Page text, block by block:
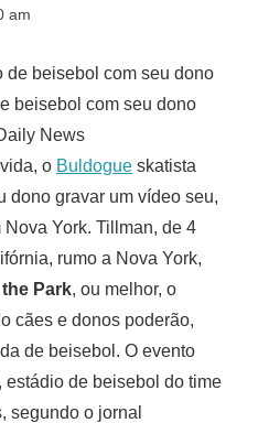
am
beisebol com seu dono
News
o Buldogue skatista
dono gravar um vídeo seu,
York. Tillman, de 4
rumo a Nova York,
Park, ou melhor, o
cães e donos poderão,
de beisebol. O evento
de beisebol do time
segundo o jornal